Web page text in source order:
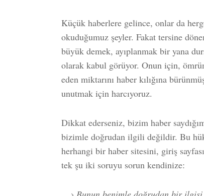
Küçük haberlere gelince, onlar da
okuduğumuz şeyler. Fakat tersine
büyük demek, ayıplanmak bir yana
olarak kabul görüyor. Onun için,
eden miktarını haber kılığına
unutmak için harcıyoruz.
Dikkat ederseniz, bizim haber
bizimle doğrudan ilgili değildir. Bu
herhangi bir haber sitesini, giriş
tek şu iki soruyu sorun kendinize: